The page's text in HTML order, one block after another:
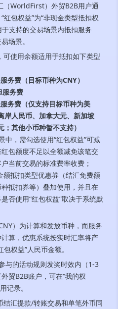
（WorldFirst）外贸B2B用户通
包权益”为“非现金类型抵扣权
于支持的交易场景内抵扣服务
场景。
可使用余额适用于抵扣如下类型
务费（目标币种为CNY）
务费
务费（仅支持目标币种为美
岸人民币、加拿大元、新加坡
其他小币种暂不支持）
，需勾选使用“红包权益”可减
包额度不足以全额减免该笔交
当前交易的标准费率收费；
额抵扣类型优惠券（结汇免费额
抵扣券等）叠加使用，并且在
否使用“红包权益”取决于系统默
）为计算和发放币种，而服务
算，优惠系统按实时汇率将产
权益”人民币金额。
与的活动规则发奖时效内（1-3
贸B2B账户，可在“我的权
记录。
结汇提款/转账交易和单笔外币同